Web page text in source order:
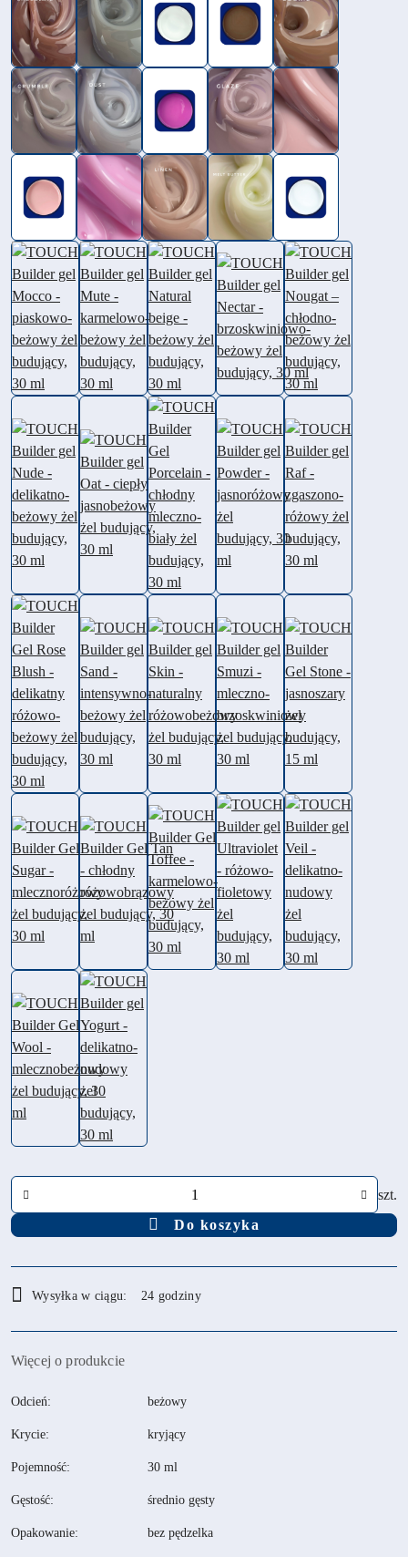
szt.
Do koszyka
i
dostawa
Wysyłka w ciągu: 24 godziny
Więcej o produkcie
Odcień: beżowy
Krycie: kryjący
Pojemność: 30 ml
Gęstość: średnio gęsty
Opakowanie: bez pędzelka